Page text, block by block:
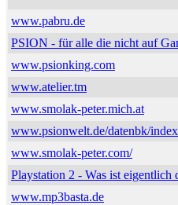
www.pabru.de
PSION - für alle die nicht auf
www.psionking.com
www.atelier.tm
www.smolak-peter.mich.at
www.psionwelt.de/datenbk/
www.smolak-peter.com/
Playstation 2 - Was ist eigentlich
www.mp3basta.de